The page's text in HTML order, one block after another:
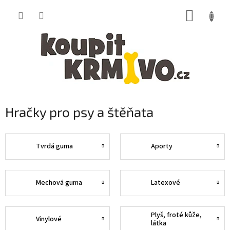
Hračky pro psy a štěňata
Tvrdá guma Aporty
Mechová guma Latexové
Vinylové
Plyš, froté kůže,
látka